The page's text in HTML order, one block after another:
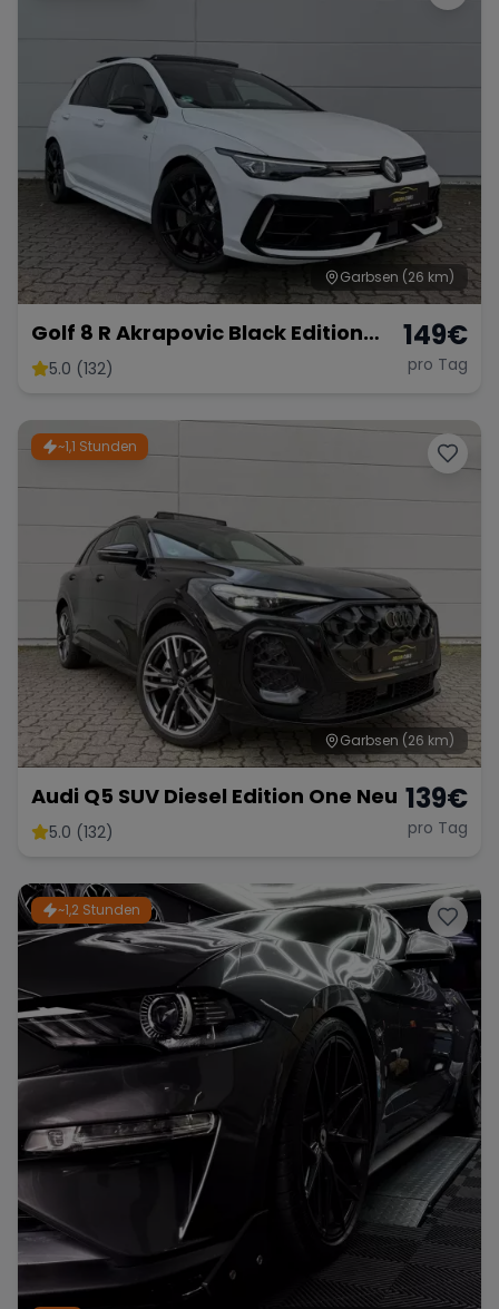
Garbsen (26 km)
Golf 8 R Akrapovic Black Edition
333PS
5.0 (132)
149€
pro Tag
~1,1 Stunden
Garbsen (26 km)
Audi Q5 SUV Diesel Edition One Neu
5.0 (132)
139€
pro Tag
~1,2 Stunden